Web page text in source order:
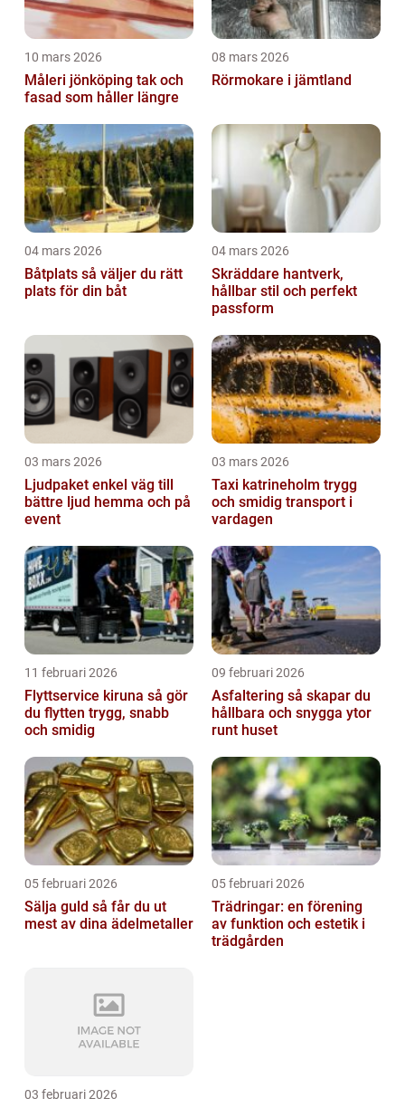
10 mars 2026
Måleri jönköping tak och
fasad som håller längre
08 mars 2026
Rörmokare i jämtland
04 mars 2026
Båtplats så väljer du rätt
plats för din båt
04 mars 2026
Skräddare hantverk,
hållbar stil och perfekt
passform
03 mars 2026
Ljudpaket enkel väg till
bättre ljud hemma och på
event
03 mars 2026
Taxi katrineholm trygg
och smidig transport i
vardagen
11 februari 2026
Flyttservice kiruna så gör
du flytten trygg, snabb
och smidig
09 februari 2026
Asfaltering så skapar du
hållbara och snygga ytor
runt huset
05 februari 2026
Sälja guld så får du ut
mest av dina ädelmetaller
05 februari 2026
Trädringar: en förening
av funktion och estetik i
trädgården
03 februari 2026